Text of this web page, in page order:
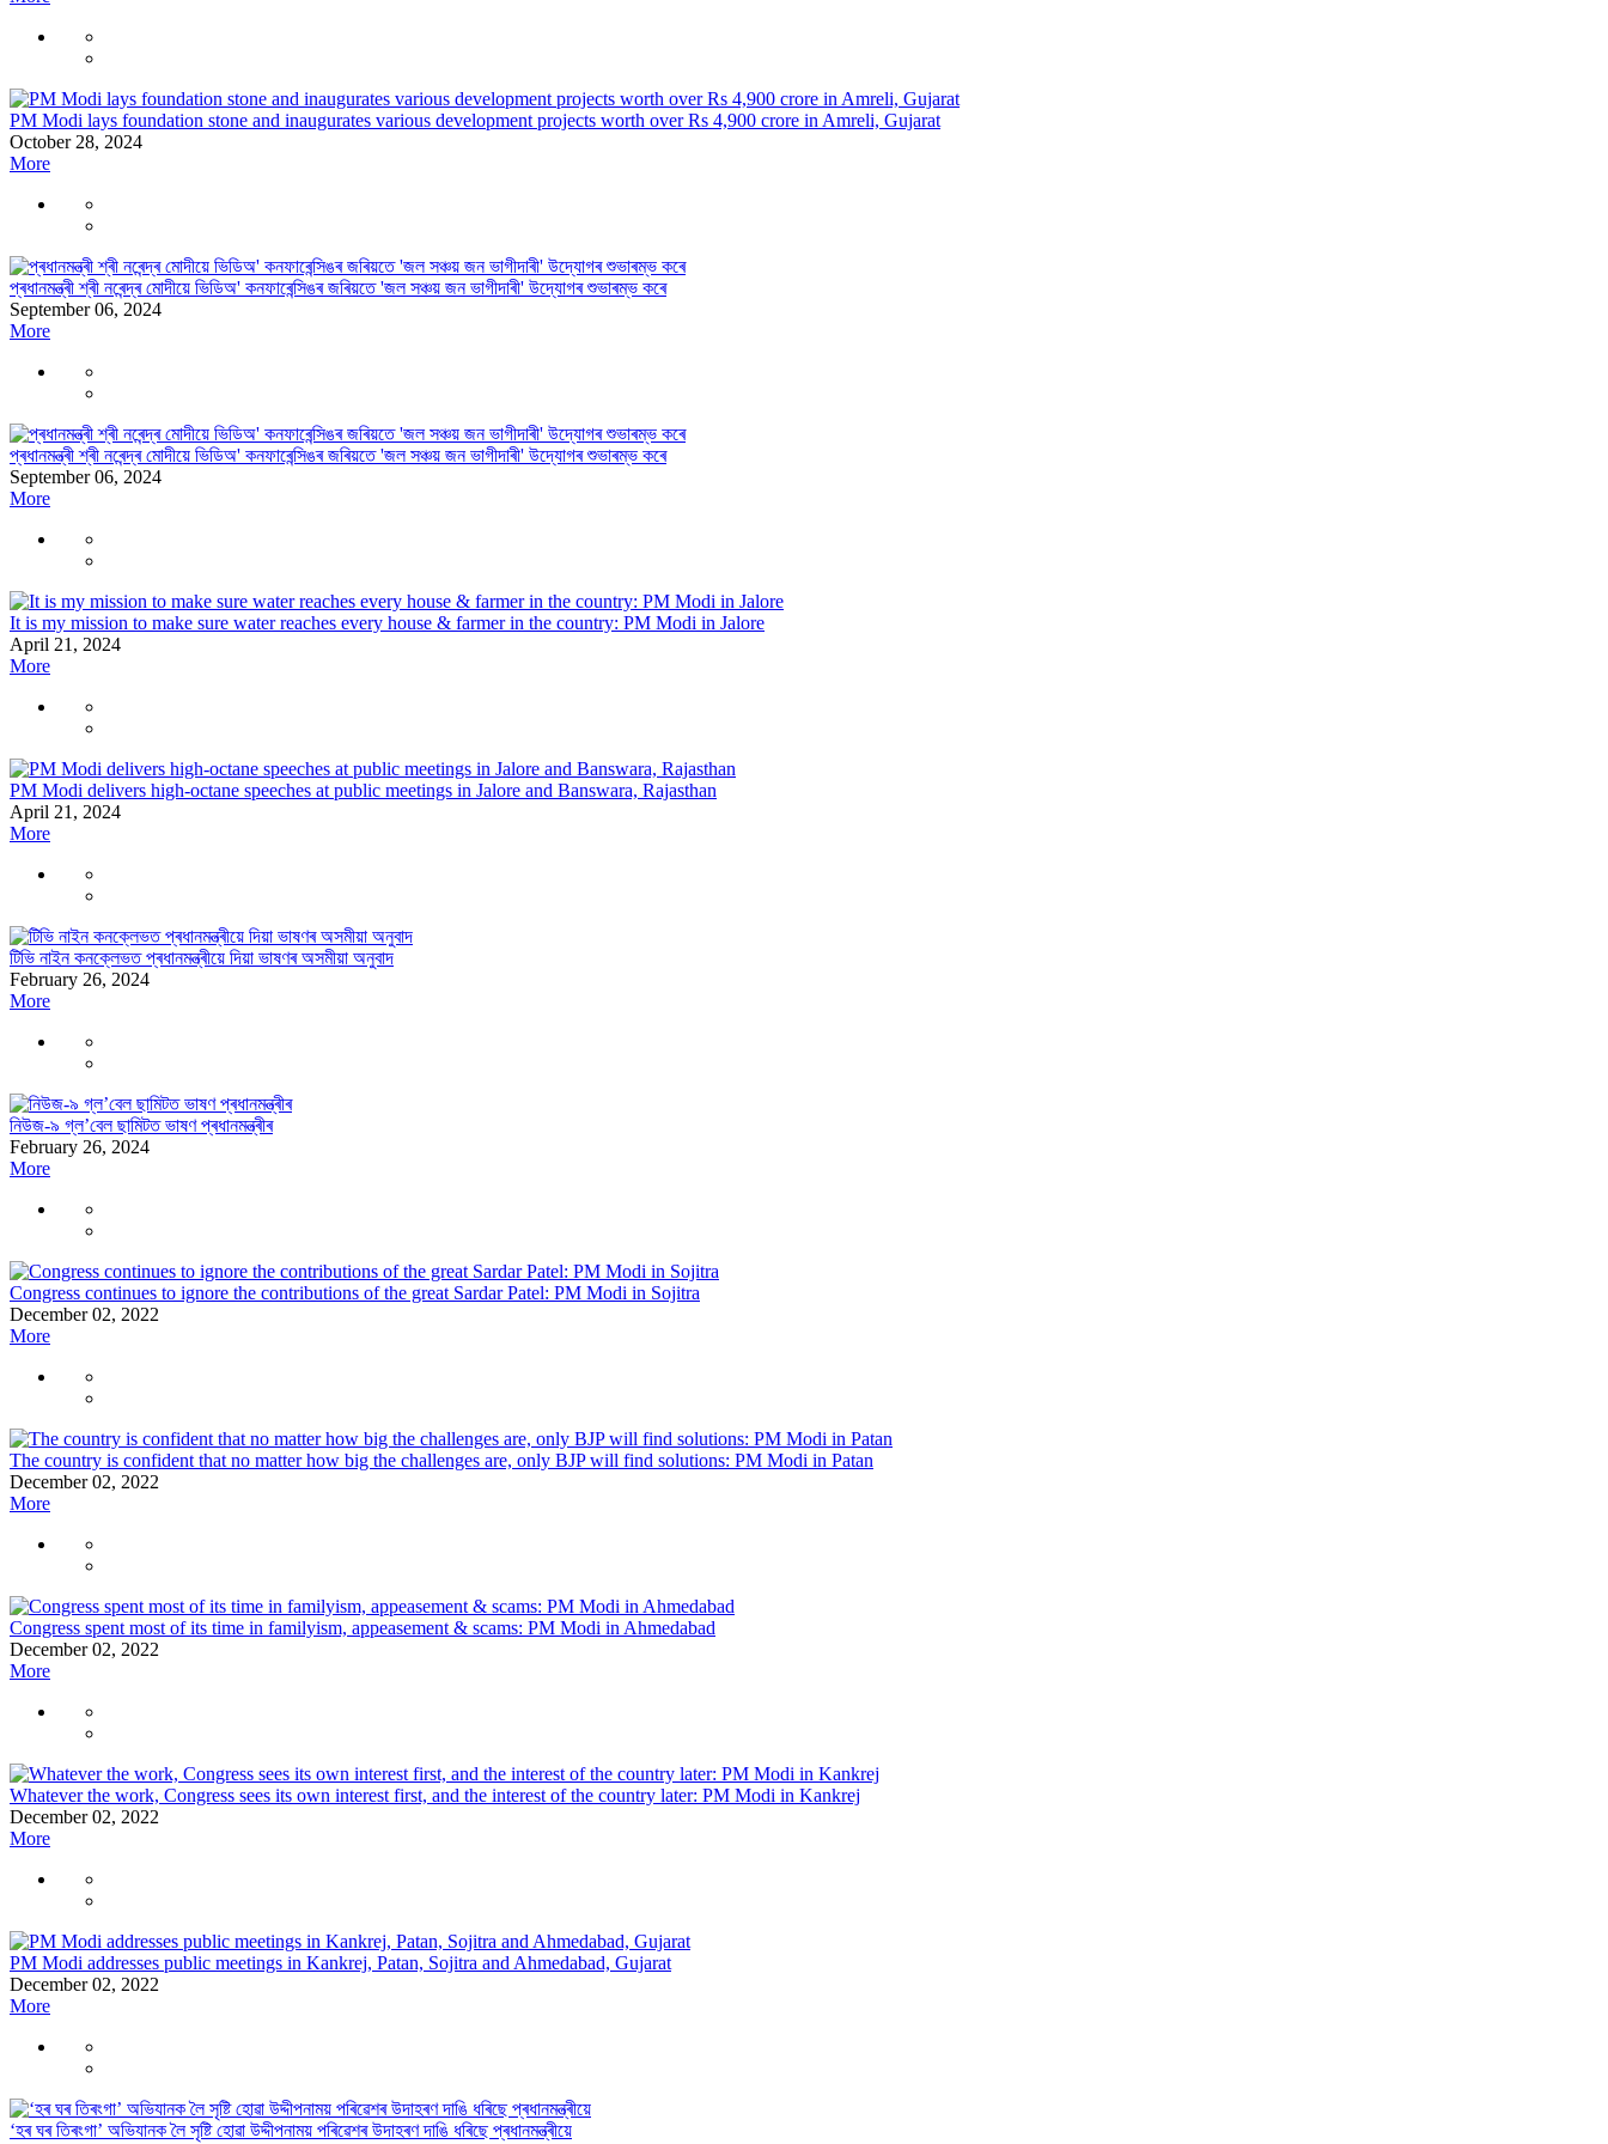
PM Modi lays foundation stone and inaugurates various development projects worth over Rs 4,900 crore in Amreli, Gujarat
October 28, 2024
More
প্ৰধানমন্ত্ৰী শ্ৰী নৰেন্দ্ৰ মোদীয়ে ভিডিঅ' কনফাৰেন্সিঙৰ জৰিয়তে 'জল সঞ্চয় জন ভাগীদাৰী' উদ্যোগৰ শুভাৰম্ভ কৰে
September 06, 2024
More
প্ৰধানমন্ত্ৰী শ্ৰী নৰেন্দ্ৰ মোদীয়ে ভিডিঅ' কনফাৰেন্সিঙৰ জৰিয়তে 'জল সঞ্চয় জন ভাগীদাৰী' উদ্যোগৰ শুভাৰম্ভ কৰে
September 06, 2024
More
It is my mission to make sure water reaches every house & farmer in the country: PM Modi in Jalore
April 21, 2024
More
PM Modi delivers high-octane speeches at public meetings in Jalore and Banswara, Rajasthan
April 21, 2024
More
টিভি নাইন কনক্লেভত প্ৰধানমন্ত্ৰীয়ে দিয়া ভাষণৰ অসমীয়া অনুবাদ
February 26, 2024
More
নিউজ-৯ গ্ল’বেল ছামিটত ভাষণ প্ৰধানমন্ত্ৰীৰ
February 26, 2024
More
Congress continues to ignore the contributions of the great Sardar Patel: PM Modi in Sojitra
December 02, 2022
More
The country is confident that no matter how big the challenges are, only BJP will find solutions: PM Modi in Patan
December 02, 2022
More
Congress spent most of its time in familyism, appeasement & scams: PM Modi in Ahmedabad
December 02, 2022
More
Whatever the work, Congress sees its own interest first, and the interest of the country later: PM Modi in Kankrej
December 02, 2022
More
PM Modi addresses public meetings in Kankrej, Patan, Sojitra and Ahmedabad, Gujarat
December 02, 2022
More
‘হৰ ঘৰ তিৰংগা’ অভিযানক লৈ সৃষ্টি হোৱা উদ্দীপনাময় পৰিৱেশৰ উদাহৰণ দাঙি ধৰিছে প্ৰধানমন্ত্ৰীয়ে